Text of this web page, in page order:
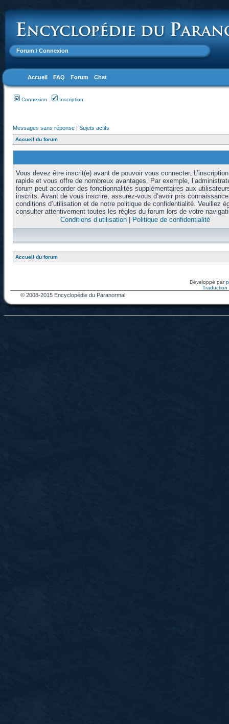
Forum / Connexion
Accueil FAQ Forum Chat
Connexion Inscription
Messages sans réponse | Sujets actifs
Accueil du forum
Vous devez être inscrit(e) avant de pouvoir vous connecter.
rapide et vous offre de nombreux avantages. Par exemple,
forum peut accorder des fonctionnalités supplémentaires aux
inscrits. Avant de vous inscrire, assurez-vous d’avoir pris
conditions d’utilisation et de notre politique de confidentialité. Veuillez
consulter attentivement toutes les règles du forum lors de votre
Conditions d’utilisation| Politique de confidentialité
Accueil du forum
Développé par
Traduction
© 2008-2015 Encyclopédie du Paranormal